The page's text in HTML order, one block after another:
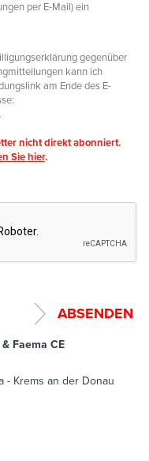
per E-Mail) ein
gegenüber
kann ich
am Ende des E-
nicht direkt abonniert.
Sie hier.
Faema CE
- Krems an der Donau